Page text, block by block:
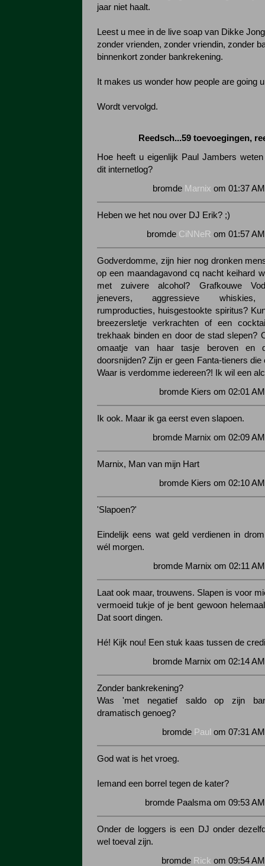
jaar niet haalt.
Leest u mee in de live soap van Dikke
zonder vrienden, zonder vriendin, zonder
binnenkort zonder bankrekening.
It makes us wonder how people are going
Wordt vervolgd.
Reedsch...59 toevoegingen,
Hoe heeft u eigenlijk Paul Jambers
dit internetlog?
bromde Marnix om 01:37
Heben we het nou over DJ Erik? ;)
bromde CiNNeR om 01:57
Godverdomme, zijn hier nog dronken
op een maandagavond cq nacht keihard
met zuivere alcohol? Grafkouwe
jenevers, aggressieve whiskies,
rumproducties, huisgestookte spiritus?
breezersletje verkrachten of een
trekhaak binden en door de stad slepen?
omaatje van haar tasje beroven en
doorsnijden? Zijn er geen Fanta-tieners die
Waar is verdomme iedereen?! Ik wil een
bromde Kiers om 02:01
Ik ook. Maar ik ga eerst even slapoen.
bromde Marnix om 02:09
Marnix, Man van mijn Hart
bromde Kiers om 02:10
'Slapoen?'
Eindelijk eens wat geld verdienen in
wél morgen.
bromde Marnix om 02:11
Laat ook maar, trouwens. Slapen is voor
vermoeid tukje of je bent gewoon
Dat soort dingen.
Hé! Kijk nou! Een stuk kaas tussen de
bromde Marnix om 02:14
Zonder bankrekening?
Was 'met negatief saldo op zijn
dramatisch genoeg?
bromde Paul om 07:31
God wat is het vroeg.
Iemand een borrel tegen de kater?
bromde Paalsma om 09:53
Onder de loggers is een DJ onder
wel toeval zijn.
bromde Rick om 09:54